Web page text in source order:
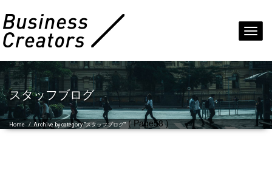
スタッフブログ
Home /Archive by category "スタッフブログ"( Page58 )